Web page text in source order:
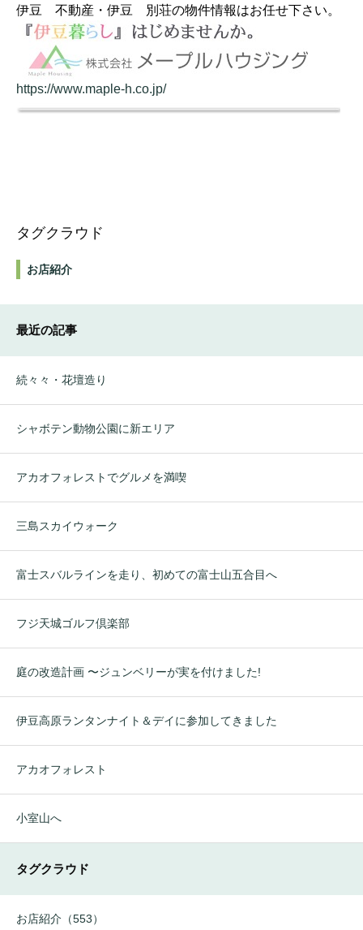
伊豆 不動産・伊豆 別荘の物件情報はお任せ下さい。
https://www.maple-h.co.jp/
タグクラウド
お店紹介
最近の記事
続々々・花壇造り
シャボテン動物公園に新エリア
アカオフォレストでグルメを満喫
三島スカイウォーク
富士スバルラインを走り、初めての富士山五合目へ
フジ天城ゴルフ倶楽部
庭の改造計画 〜ジュンベリーが実を付けました!
伊豆高原ランタンナイト＆デイに参加してきました
アカオフォレスト
小室山へ
タグクラウド
お店紹介（553）